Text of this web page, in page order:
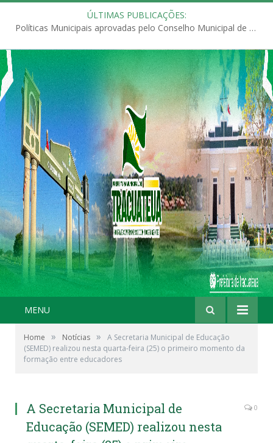
ÚLTIMAS PUBLICAÇÕES:
Políticas Municipais aprovadas pelo Conselho Municipal de Educação (CME)
MENU
Home » Notícias »
A Secretaria Municipal de Educação
(SEMED) realizou nesta quarta-feira (25) o primeiro momento da
formação entre educadores
A Secretaria Municipal de
Educação (SEMED) realizou nesta
0